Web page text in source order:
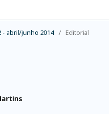
- abril/junho 2014 / Editorial